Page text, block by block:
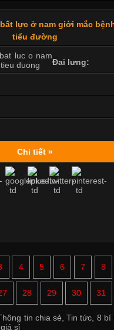
lực ở nam giới mắc
tiểu đường
Đai lưng:
Chi tiết »
4 5 6 7 8
28 29 30 31
tin chia sẻ ,Tin tức 8 bí
sỉ